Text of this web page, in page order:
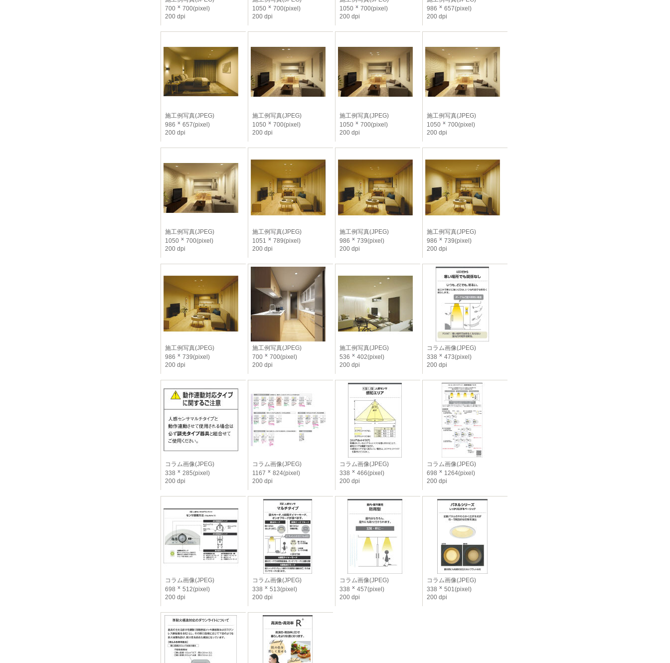
700
700(pixel)
200 dpi
1050
700(pixel)
200 dpi
1050
700(pixel)
200 dpi
986
657(pixel)
200 dpi
施工例写真(JPEG)
986
657(pixel)
200 dpi
施工例写真(JPEG)
1050
700(pixel)
200 dpi
施工例写真(JPEG)
1050
700(pixel)
200 dpi
施工例写真(JPEG)
1050
700(pixel)
200 dpi
施工例写真(JPEG)
1050
700(pixel)
200 dpi
施工例写真(JPEG)
1051
789(pixel)
200 dpi
施工例写真(JPEG)
986
739(pixel)
200 dpi
施工例写真(JPEG)
986
739(pixel)
200 dpi
施工例写真(JPEG)
986
739(pixel)
200 dpi
施工例写真(JPEG)
700
700(pixel)
200 dpi
施工例写真(JPEG)
536
402(pixel)
200 dpi
コラム画像(JPEG)
338
473(pixel)
200 dpi
コラム画像(JPEG)
338
285(pixel)
200 dpi
コラム画像(JPEG)
1167
824(pixel)
200 dpi
コラム画像(JPEG)
338
466(pixel)
200 dpi
コラム画像(JPEG)
698
1264(pixel)
200 dpi
コラム画像(JPEG)
698
512(pixel)
200 dpi
コラム画像(JPEG)
338
513(pixel)
200 dpi
コラム画像(JPEG)
338
457(pixel)
200 dpi
コラム画像(JPEG)
338
501(pixel)
200 dpi